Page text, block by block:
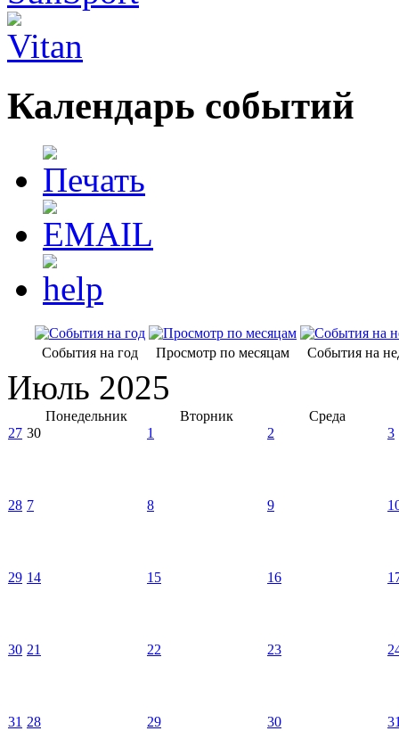
Календарь событий
События на год Просмотр по месяцам События на
Июль 2025
Понедельник Вторник
Среда
27 30 1 2 3
28 7 8 9
29 14 15 16
30 21 22 23
31 28 29 30